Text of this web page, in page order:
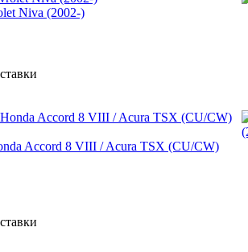
Niva (2002-)
Accord 8 VIII / Acura TSX (CU/CW)